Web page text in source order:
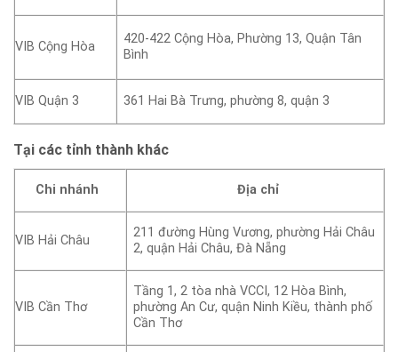
VIB Cộng Hòa
420-422 Cộng Hòa, Phường 13, Quận Tân
Bình
VIB Quận 3 361 Hai Bà Trưng, phường 8, quận 3
Tại các tỉnh thành khác
Chi nhánh Địa chỉ
VIB Hải Châu
211 đường Hùng Vương, phường Hải Châu
2, quận Hải Châu, Đà Nẵng
VIB Cần Thơ
Tầng 1, 2 tòa nhà VCCI, 12 Hòa Bình,
phường An Cư, quận Ninh Kiều, thành phố
Cần Thơ